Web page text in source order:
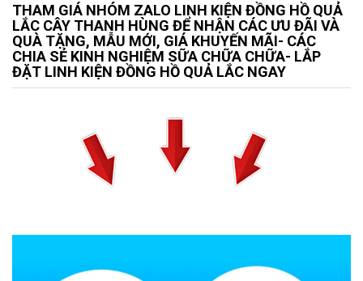
THAM GIÁ NHÓM ZALO LINH KIỆN ĐỒNG HỒ QUẢ
LẮC CÂY THANH HÙNG ĐỂ NHẬN CÁC ƯU ĐÃI VÀ
QUÀ TẶNG, MẪU MỚI, GIÁ KHUYẾN MÃI- CÁC
CHIA SẺ KINH NGHIỆM SỮA CHỮA CHỮA- LẮP
ĐẶT LINH KIỆN ĐỒNG HỒ QUẢ LẮC NGAY